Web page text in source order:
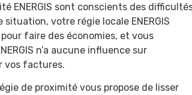
ENERGIS sont conscients des
votre régie locale ENERGIS
faire des économies, et vous
n’a aucune influence sur
vos factures.
de proximité vous propose de lisser